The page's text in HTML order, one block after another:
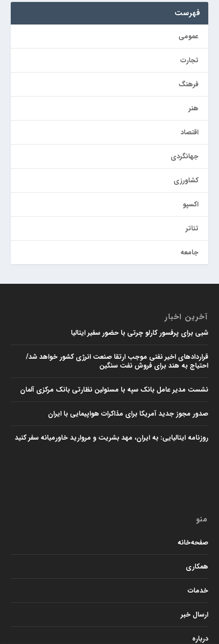
فهرست
عمومی
تجارت
فرهنگ
هنر
اقتصاد
جهانگردی
کشاورزی
اکسپو
تئاتر
جامعه
آخرین اخبار
شبی برای پرفسور کارلو چرتی با حضور سفیر ایتالیا
قراردادهای اخیر نفتی موجب ارتقا صنعت انرژی کشور خواهد شد/
احتیاج به هند برای فروش نفت سنگین
نشست مدیر عامل بانک سپه با مسئولین نظارتی بانک مرکزی آلمان
صدور مجوز جدید آمریکا برای مذاکرات هواپیمایی با ایران
روزنامه ایتالیایی: به ایران، مهد بشریت و مروارید خاورمیانه سفر کنید
منو
صفحه‌خانه
همکاری
خدمات
ارسال خبر
درباره